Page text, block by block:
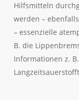
Hilfsmitteln
werden –
– essenzielle
B. die
Informationen z.